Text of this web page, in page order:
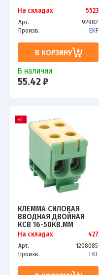
На складах 5523
Арт.
92982
Произв.
EKF
В КОРЗИНУ
В наличии
55.42 ₽
КЛЕММА СИЛОВАЯ
ВВОДНАЯ ДВОЙНАЯ
КСВ 16-50КВ.ММ
ЖЕЛТ./ЗЕЛ. EKF PLC-
KVS2-16-50-Y-GREEN
На складах 427
Арт.
1208085
Произв.
EKF